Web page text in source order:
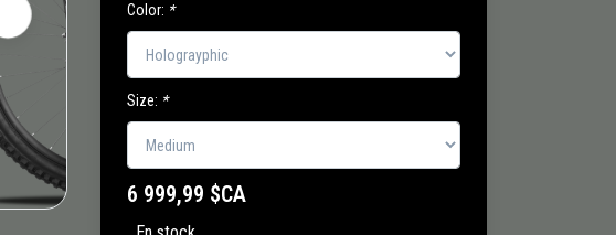
Color: *
Size: *
6 999,99 $CA